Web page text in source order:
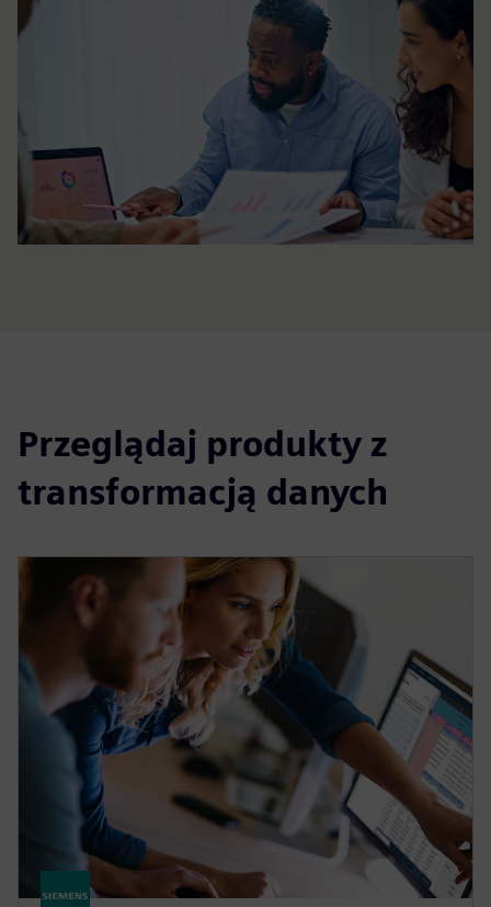
Przeglądaj produkty z
transformacją danych